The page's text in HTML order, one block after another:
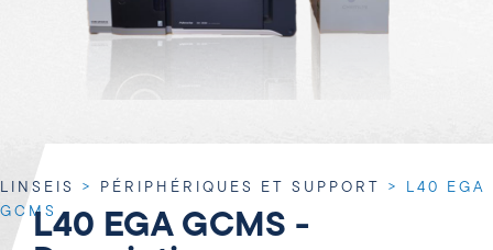
LINSEIS > PÉRIPHÉRIQUES ET SUPPORT >
L40 EGA
GCMSL40 EGA GCMS -